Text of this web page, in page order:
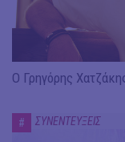
Ο Γρηγόρης
# ΣΥΝΕΝΤΕΥΞΕΙΣ